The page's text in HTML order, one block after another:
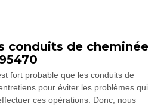
conduits de cheminée
fort probable que les conduits de
pour éviter les problèmes qui
ces opérations. Donc, nous